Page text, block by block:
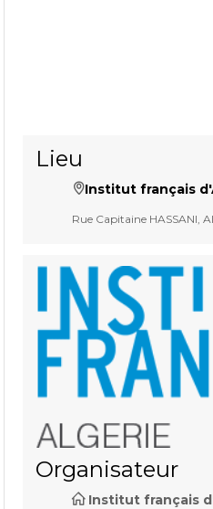
Lieu
Institut français
Rue Capitaine HASSANI,
Organisateur
Institut français